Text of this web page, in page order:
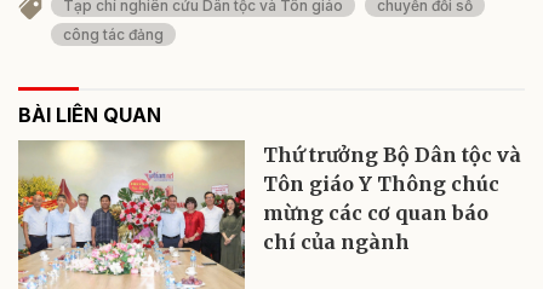
Tạp chí nghiên cứu Dân tộc và Tôn giáo
chuyển đổi số
công tác đảng
BÀI LIÊN QUAN
Thứ trưởng Bộ Dân tộc và
Tôn giáo Y Thông chúc
mừng các cơ quan báo
chí của ngành